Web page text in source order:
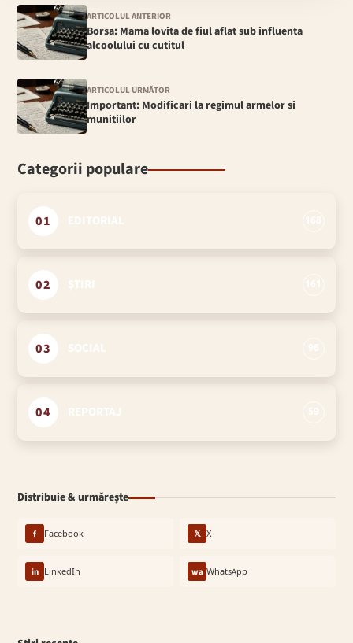
ARTICOLUL ANTERIOR
Borsa: Mama lovita de fiul aflat sub influenta
alcoolului cu cutitul
ARTICOLUL URMĂTOR
Important: Modificari la regimul armelor si
munitiilor
Categorii populare
01
02
03
04
Distribuie & urmărește
f Facebook 𝕏 X
in LinkedIn wa WhatsApp